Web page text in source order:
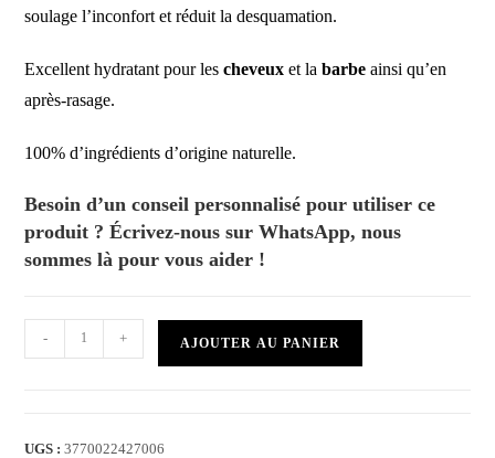
soulage l’inconfort et réduit la desquamation.
Excellent hydratant pour lescheveux et labarbe ainsi qu’en
après-rasage.
100% d’ingrédients d’origine naturelle.
Besoin d’un conseil personnalisé pour utiliser ce
produit ? Écrivez-nous sur WhatsApp, nous
sommes là pour vous aider !
de
pure
- + AJOUTER AU PANIER
UGS :3770022427006